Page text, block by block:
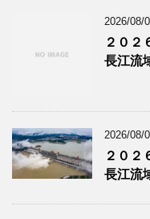
2026/08/
２０２
長江流
2026/08/
２０２
長江流